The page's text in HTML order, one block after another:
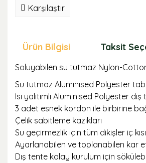
Karşılaştır
Ürün Bilgisi Taksit
Soluyabilen su tutmaz Nylon-
Su tutmaz Aluminised Polyester
Isı yalıtımlı Aluminised Polyester
3 adet esnek kordon ile birbirine
Çelik sabitleme kazıkları
Su geçirmezlik için tüm dikişler iç
Ayarlanabilen ve toplanabilen kar
Dış tente kolay kurulum için